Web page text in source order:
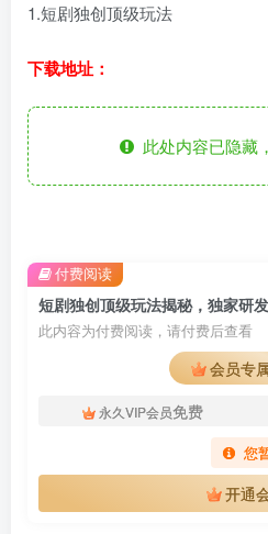
1.短剧独创顶级玩法
下载地址：
此处内容已隐藏
此内容为付费阅读，请付费后查看
会员专
永久VIP会员免费
您
开通
付费阅读